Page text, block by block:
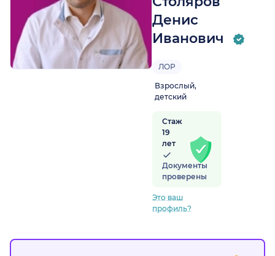
Денис
Иванович
ЛОР
Взрослый,
детский
Стаж
19
лет
Документы
проверены
Это ваш
профиль?